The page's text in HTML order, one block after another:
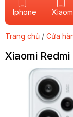
Iphone
Trang chủ / Cửa
Xiaomi